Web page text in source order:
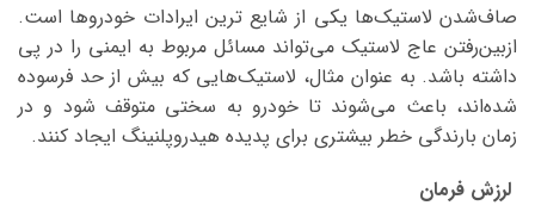
صاف‌شدن لاستیک‌ها یکی از شایع ترین ایرادات خودروها است.
ازبین‌رفتن عاج لاستیک می‌تواند مسائل مربوط به ایمنی را در پی
داشته باشد. به عنوان مثال، لاستیک‌هایی که بیش از حد فرسوده
شده‌اند، باعث می‌شوند تا خودرو به سختی متوقف شود و در
زمان بارندگی خطر بیشتری برای پدیده هیدروپلنینگ ایجاد کنند.
لرزش فرمان